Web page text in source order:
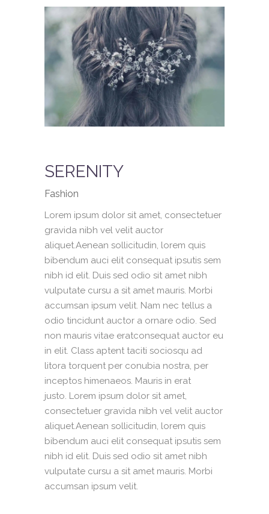
SERENITY
Fashion
Lorem ipsum dolor sit amet, consectetuer
gravida nibh vel velit auctor
aliquet.Aenean sollicitudin, lorem quis
bibendum auci elit consequat ipsutis sem
nibh id elit. Duis sed odio sit amet nibh
vulputate cursu a sit amet mauris. Morbi
accumsan ipsum velit. Nam nec tellus a
odio tincidunt auctor a ornare odio. Sed
non mauris vitae eratconsequat auctor eu
in elit. Class aptent taciti sociosqu ad
litora torquent per conubia nostra, per
inceptos himenaeos. Mauris in erat
justo. Lorem ipsum dolor sit amet,
consectetuer gravida nibh vel velit auctor
aliquet.Aenean sollicitudin, lorem quis
bibendum auci elit consequat ipsutis sem
nibh id elit. Duis sed odio sit amet nibh
vulputate cursu a sit amet mauris. Morbi
accumsan ipsum velit.